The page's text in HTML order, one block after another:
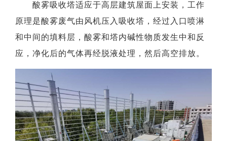
酸雾吸收塔适应于高层建筑屋面上安装，工作
原理是酸雾废气由风机压入吸收塔，经过入口喷淋
和中间的填料层，酸雾和塔内碱性物质发生中和反
应，净化后的气体再经脱液处理，然后高空排放。